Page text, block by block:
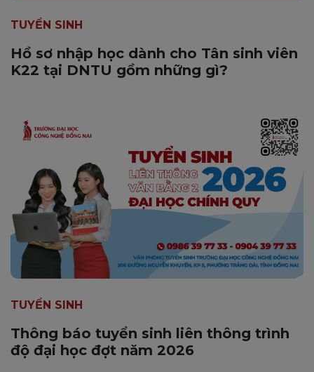
TUYỂN SINH
Hồ sơ nhập học dành cho Tân sinh viên
K22 tại DNTU gồm những gì?
TUYỂN SINH
Thông báo tuyển sinh liên thông trình
độ đại học đợt năm 2026